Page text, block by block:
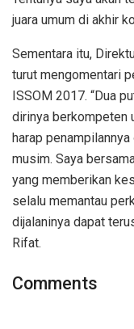
juara umum di akhir
Sementara itu,
turut mengomentari
ISSOM 2017. “Dua
dirinya berkompeten
harap
musim. Saya
yang memberikan
selalu memantau
dijalaninya dapat
Rifat.
Comments